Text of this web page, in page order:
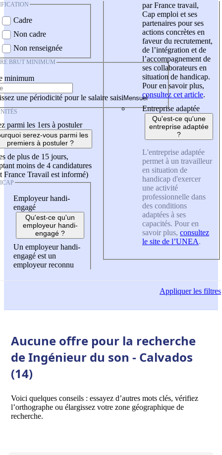
Cadre
Non cadre
Non renseignée
BRUT MINIMUM
minimum
une périodicité pour le salaire saisi
parmi les 1ers à postuler
serez-vous parmi les
premiers à postuler ?
de plus de 15 jours,
moins de 4 candidatures
France Travail est informé)
Employeur handi-
engagé
Qu'est-ce qu'un
employeur handi-
engagé ?
Un employeur handi-
engagé est un
employeur reconnu
par France travail,
Cap emploi et ses
partenaires pour ses
actions concrètes en
faveur du recrutement,
de l’intégration et de
l’accompagnement de
ses collaborateurs en
situation de handicap.
Pour en savoir plus,
consultez cet article.
Entreprise adaptée
Qu'est-ce qu'une
entreprise adaptée
?
L'entreprise adaptée
permet à un travailleur
en situation de
handicap d'exercer
une activité
professionnelle dans
des conditions
adaptées à ses
capacités. Pour en
savoir plus, consultez
le site de l’UNEA.
Appliquerles filtres
Aucune offre pour la recherche
de Ingénieur du son - Calvados
(14)
Voici quelques conseils : essayez d’autres mots clés, vérifiez
l’orthographe ou élargissez votre zone géographique de
recherche.